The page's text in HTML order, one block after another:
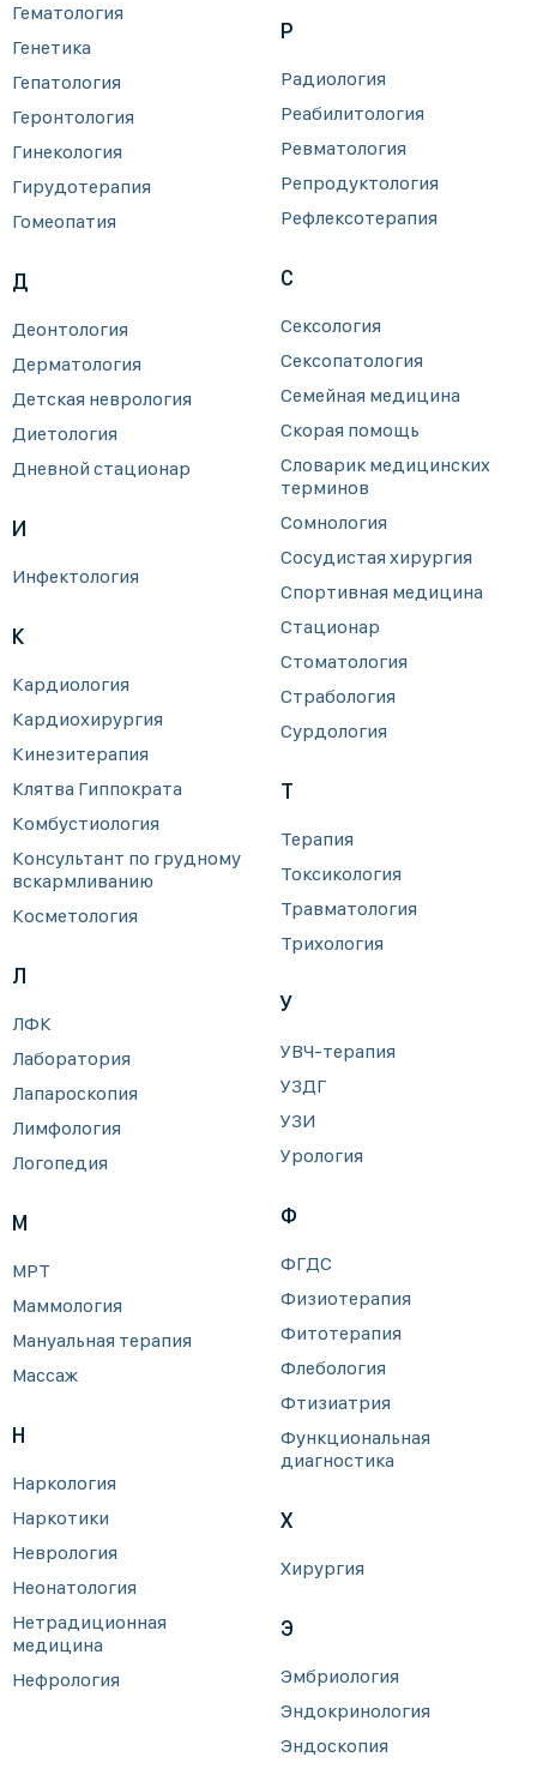
Гематология
Генетика
Гепатология
Геронтология
Гинекология
Гирудотерапия
Гомеопатия
Д
Деонтология
Дерматология
Детская неврология
Диетология
Дневной стационар
И
Инфектология
К
Кардиология
Кардиохирургия
Кинезитерапия
Клятва Гиппократа
Комбустиология
Консультант по грудному
вскармливанию
Косметология
Л
ЛФК
Лаборатория
Лапароскопия
Лимфология
Логопедия
М
МРТ
Маммология
Мануальная терапия
Массаж
Н
Наркология
Наркотики
Неврология
Неонатология
Нетрадиционная
медицина
Нефрология
Р
Радиология
Реабилитология
Ревматология
Репродуктология
Рефлексотерапия
С
Сексология
Сексопатология
Семейная медицина
Скорая помощь
Словарик медицинских
терминов
Сомнология
Сосудистая хирургия
Спортивная медицина
Стационар
Стоматология
Страбология
Сурдология
Т
Терапия
Токсикология
Травматология
Трихология
У
УВЧ-терапия
УЗДГ
УЗИ
Урология
Ф
ФГДС
Физиотерапия
Фитотерапия
Флебология
Фтизиатрия
Функциональная
диагностика
Х
Хирургия
Э
Эмбриология
Эндокринология
Эндоскопия